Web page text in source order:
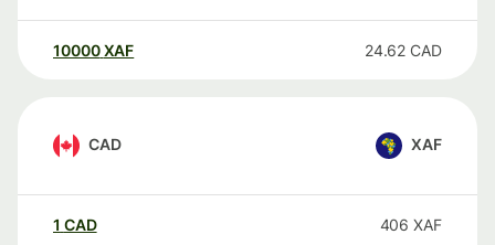
10000 XAF 24.62 CAD
CAD XAF
1 CAD 406 XAF